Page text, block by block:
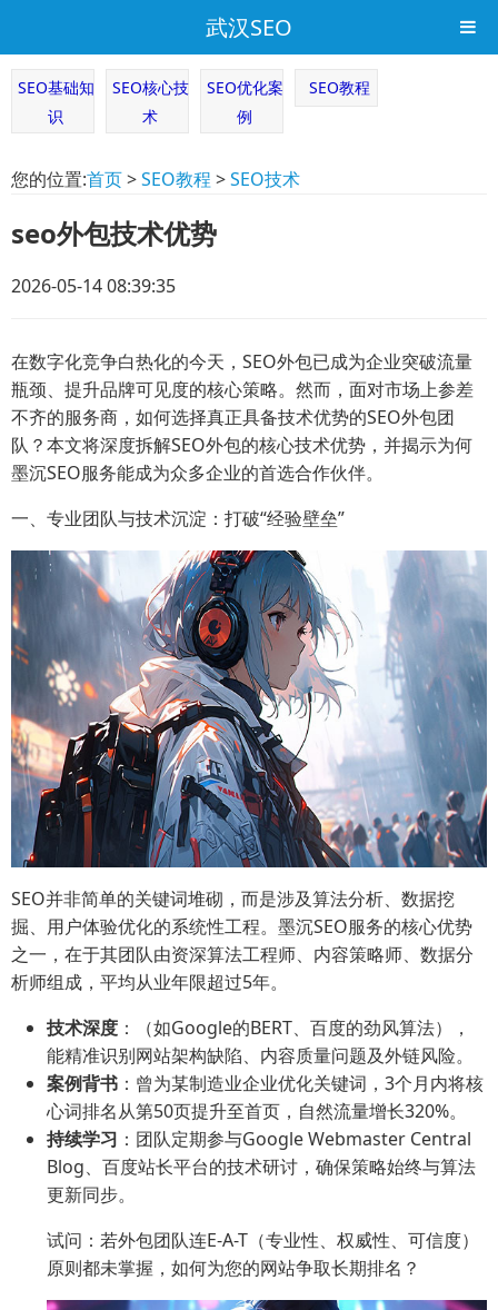
武汉SEO
SEO基础知
识
SEO核心技
术
SEO优化案
例
SEO教程
您的位置:首页>SEO教程 >SEO技术
seo外包技术优势
2026-05-14 08:39:35
在数字化竞争白热化的今天，SEO外包已成为企业突破流量
瓶颈、提升品牌可见度的核心策略。然而，面对市场上参差
不齐的服务商，如何选择真正具备技术优势的SEO外包团
队？本文将深度拆解SEO外包的核心技术优势，并揭示为何
墨沉SEO服务能成为众多企业的首选合作伙伴。
一、专业团队与技术沉淀：打破“经验壁垒”
SEO并非简单的关键词堆砌，而是涉及算法分析、数据挖
掘、用户体验优化的系统性工程。墨沉SEO服务的核心优势
之一，在于其团队由资深算法工程师、内容策略师、数据分
析师组成，平均从业年限超过5年。
技术深度 ：（如Google的BERT、百度的劲风算法），
能精准识别网站架构缺陷、内容质量问题及外链风险。
案例背书 ：曾为某制造业企业优化关键词，3个月内将核
心词排名从第50页提升至首页，自然流量增长320%。
持续学习 ：团队定期参与Google Webmaster Central
Blog、百度站长平台的技术研讨，确保策略始终与算法
更新同步。
试问：若外包团队连E-A-T（专业性、权威性、可信度）
原则都未掌握，如何为您的网站争取长期排名？